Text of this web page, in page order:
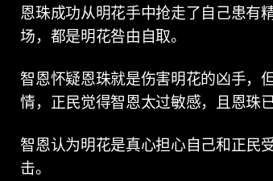
恩珠成功从明花手中抢走了自己患有
场，都是明花咎由自取。
智恩怀疑恩珠就是伤害明花的凶手，
情，正民觉得智恩太过敏感，且恩珠
智恩认为明花是真心担心自己和正民
击。